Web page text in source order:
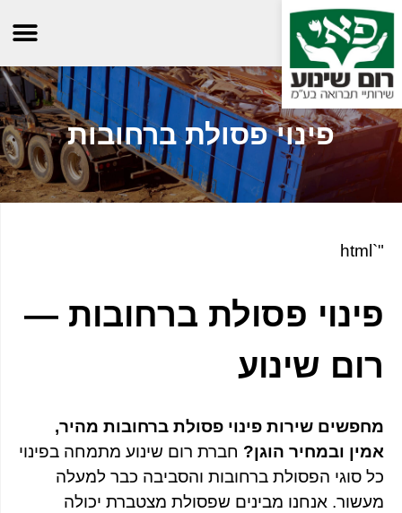
פינוי פסולת ברחובות
"`html
פינוי פסולת ברחובות —
רום שינוע
מחפשים שירות פינוי פסולת ברחובות מהיר,
אמין ובמחיר הוגן? חברת רום שינוע מתמחה בפינוי
כל סוגי הפסולת ברחובות והסביבה כבר למעלה
מעשור. אנחנו מבינים שפסולת מצטברת יכולה